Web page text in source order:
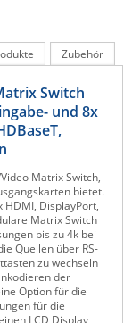
Zubehör
Switch
und 8x
Matrix Switch,
bietet.
DisplayPort,
Matrix Switch
bis zu 4k bei
Quellen über RS-
zu wechseln
der
Option für die
für die
LCD Display